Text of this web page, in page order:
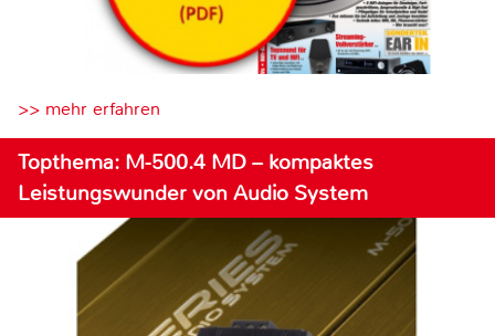
>> mehr erfahren
Topthema: M-500.4 MD – kompaktes
Leistungswunder von Audio System